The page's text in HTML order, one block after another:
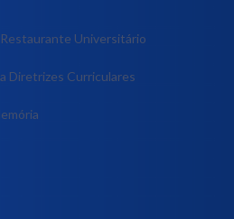
Universitário
Diretrizes Curriculares